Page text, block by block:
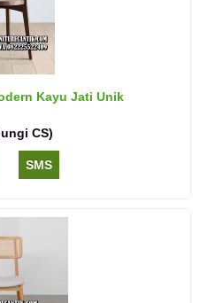
Kayu Jati Unik
CS)
SMS